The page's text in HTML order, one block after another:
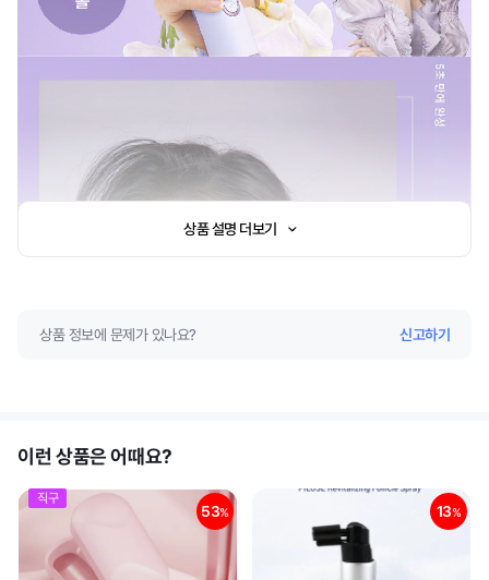
상품 설명 더보기
상품 정보에 문제가 있나요? 신고하기
이런 상품은 어때요?
직구
53% 13%